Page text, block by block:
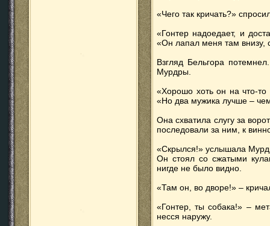
«Чего так кричать?»
«Гонтер надоедает, и
«Он лапал меня там внизу,
Взгляд Бельгора
Мурдры.
«Хорошо хоть он на что-
«Но два мужика лучше –
Она схватила слугу за
последовали за ним, к
«Скрылся!» услышала
Он стоял со сжатыми
нигде не было видно.
«Там он, во дворе!» –
«Гонтер, ты собака!» –
несся наружу.